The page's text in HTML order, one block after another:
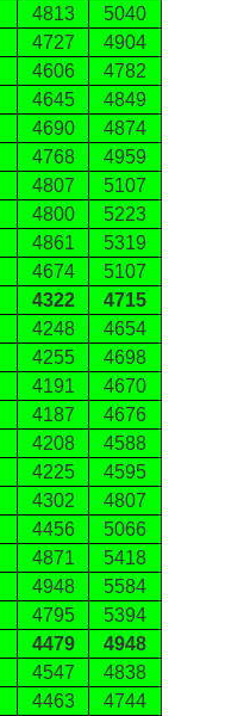
4813
5040
4727
4904
4606
4782
4645
4849
4690
4874
4768
4959
4807
5107
4800
5223
4861
5319
4674
5107
4322
4715
4248
4654
4255
4698
4191
4670
4187
4676
4208
4588
4225
4595
4302
4807
4456
5066
4871
5418
4948
5584
4795
5394
4479
4948
4547
4838
4463
4744